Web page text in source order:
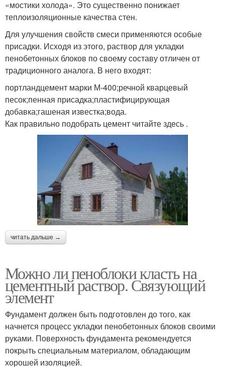
«мостики холода». Это существенно понижает
теплоизоляционные качества стен.
Для улучшения свойств смеси применяются особые
присадки. Исходя из этого, раствор для укладки
пенобетонных блоков по своему составу отличен от
традиционного аналога. В него входят:
портландцемент марки М-400;речной кварцевый
песок;пенная присадка;пластифицирующая
добавка;гашеная известка;вода.
Как правильно подобрать цемент читайте здесь .
читать дальше →
Можно ли пеноблоки класть на
цементный раствор. Связующий
элемент
Фундамент должен быть подготовлен до того, как
начнется процесс укладки пенобетонных блоков своими
руками. Поверхность фундамента рекомендуется
покрыть специальным материалом, обладающим
хорошей изоляцией.